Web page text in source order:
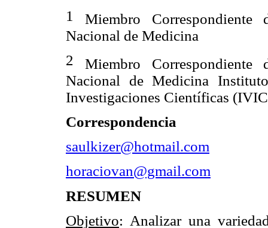
1
Miembro Correspondiente
Nacional de Medicina
2 Miembro Correspondiente
Nacional de Medicina
Investigaciones Científicas
Correspondencia
saulkizer@hotmail.com
horaciovan@gmail.com
RESUMEN
Objetivo: Analizar una